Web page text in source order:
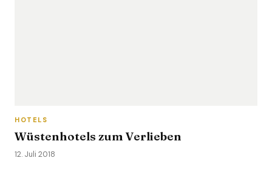
HOTELS
Wüstenhotels zum Verlieben
12. Juli 2018